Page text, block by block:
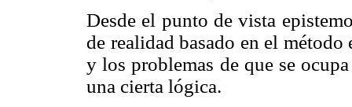
Desde el punto de vista
de realidad basado en el
y los problemas de que se
una cierta lógica.